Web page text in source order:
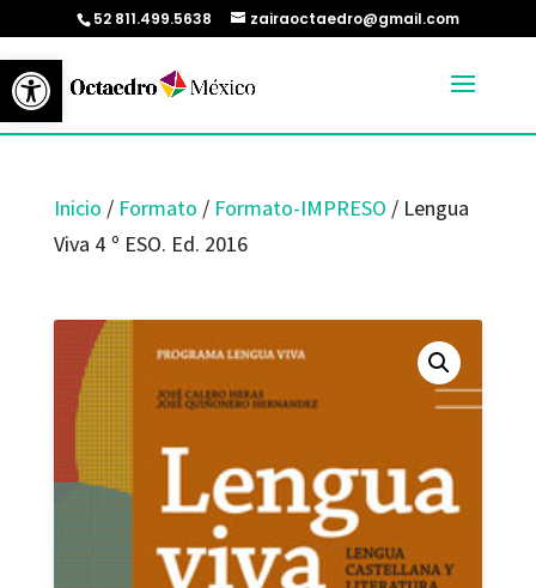
Abrir barra de herramientas
52 811.499.5638 zairaoctaedro@gmail.com
Inicio / Formato / Formato-IMPRESO / Lengua
Viva 4 º ESO. Ed. 2016